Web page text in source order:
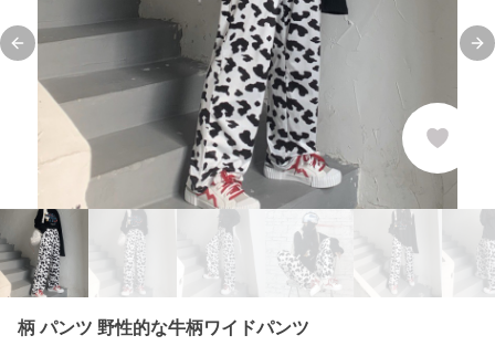
Previous slide
柄 パンツ 野性的な牛柄ワイドパンツ